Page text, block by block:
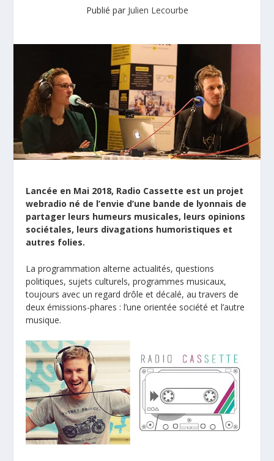
Publié par Julien Lecourbe
Lancée en Mai 2018, Radio Cassette est un projet
webradio né de l’envie d’une bande de lyonnais de
partager leurs humeurs musicales, leurs opinions
sociétales, leurs divagations humoristiques et
autres folies.
La programmation alterne actualités, questions
politiques, sujets culturels, programmes musicaux,
toujours avec un regard drôle et décalé, au travers de
deux émissions-phares : l’une orientée société et l’autre
musique.